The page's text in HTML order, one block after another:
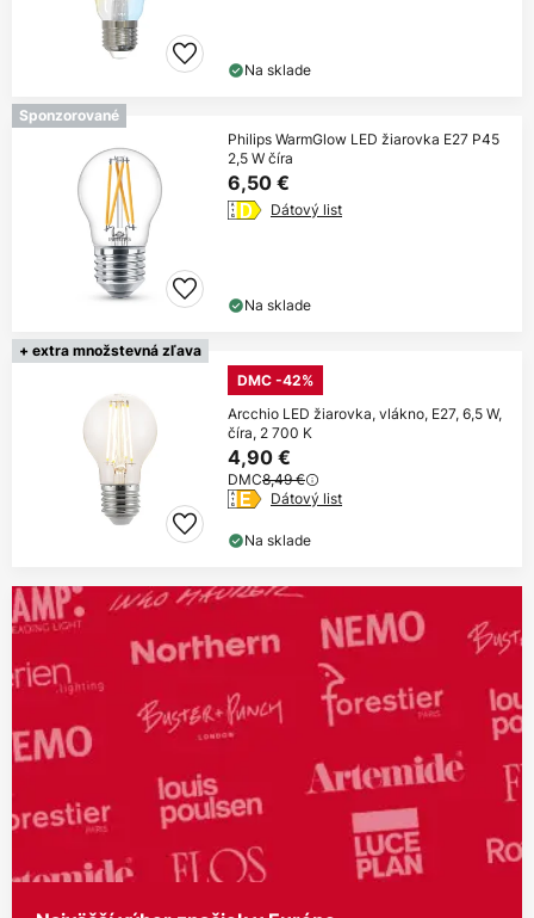
Na sklade
Sponzorované
Philips WarmGlow LED žiarovka E27 P45
2,5 W číra
6,50 €
Dátový list
Na sklade
+ extra množstevná zľava
DMC -42%
Arcchio LED žiarovka, vlákno, E27, 6,5 W,
číra, 2 700 K
4,90 €
DMC8,49 €
Dátový list
Na sklade